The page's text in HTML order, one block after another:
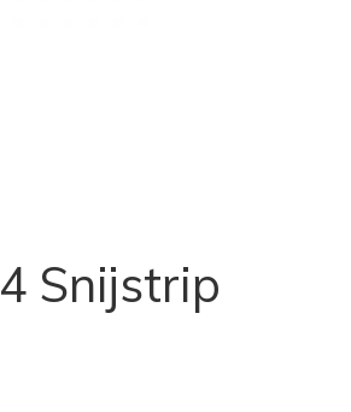
Snijstrip